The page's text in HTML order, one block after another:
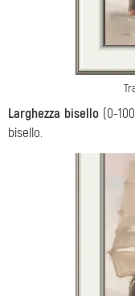
Larghezza bisello(0-
bisello.